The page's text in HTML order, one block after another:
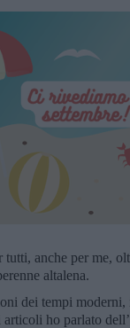
tutti, anche per me,
altalena.
dei tempi
articoli ho parlato